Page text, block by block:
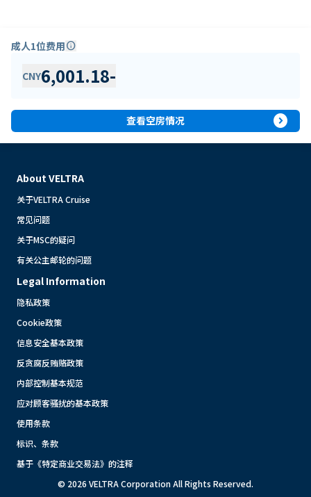
成人1位费用info
CNY6,001.18-
查看空房情况 expand_circle_right
About VELTRA
关于VELTRA Cruise
常见问题
关于MSC的疑问
有关公主邮轮的问题
Legal Information
隐私政策
Cookie政策
信息安全基本政策
反贪腐反贿赂政策
内部控制基本规范
应对顾客骚扰的基本政策
使用条款
标识、条款
基于《特定商业交易法》的注释
© 2026 VELTRA Corporation All Rights Reserved.